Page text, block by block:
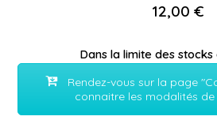
12,00 €
Dans la limite des stocks
Rendez-vous sur la page
connaitre les modalités